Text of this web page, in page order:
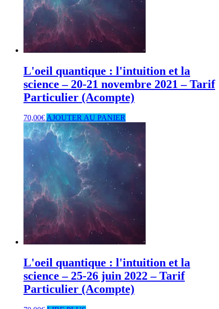
L'oeil quantique : l'intuition et la
science – 20-21 novembre 2021 – Tarif
Particulier (Acompte)
70,00€AJOUTER AU PANIER
L'oeil quantique : l'intuition et la
science – 25-26 juin 2022 – Tarif
Particulier (Acompte)